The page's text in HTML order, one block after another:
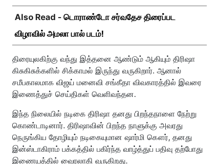
Also Read - டொராண்டோ சர்வதேச திரைப்பட
விழாவில் அமலா பால் படம்!
திரையுலகிற்கு வந்து இத்தனை ஆண்டும் ஆகியும் திரிஷா
கிசுகிசுக்களில் சிக்காமல் இருந்து வருகிறார். ஆனால்
சமீபகாலமாக விஜய் மனைவி சங்கீதா விவகாரத்தில் இவரை
இணைத்துச் செய்திகள் வெளிவந்தன.
இந்த நிலையில் நடிகை திரிஷா தனது பிறந்தநாளை நேற்று
கொண்டாடினார். திரிஷாவின் பிறந்த நாளுக்கு அவரது
நெருங்கிய தோழியும் நடிகையுமான ஷார்மி கௌர், தனது
இன்ஸ்டாகிராம் பக்கத்தில் பகிர்ந்த வாழ்த்துப் பதிவு தற்போது
இணையத்தில் வைரலாகி வருகிறது.